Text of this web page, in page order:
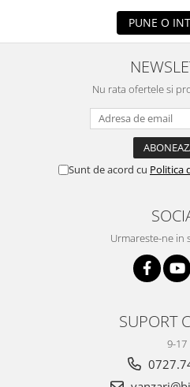
PUNE O
Nu rata ofertele si
Sunt de acord cu Politica
Urmareste-ne in
SUPORT
9-17